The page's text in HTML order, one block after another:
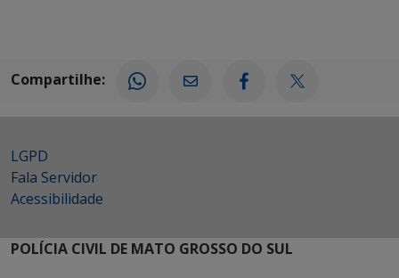
Compartilhe:
LGPD
Fala Servidor
Acessibilidade
POLÍCIA CIVIL DE MATO GROSSO DO SUL